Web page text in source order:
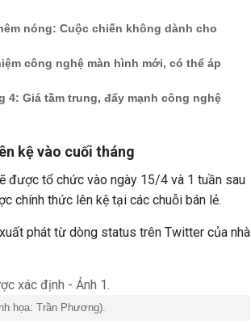
nóng: Cuộc chiến không dành cho
công nghệ màn hình mới, có thể áp
4: Giá tầm trung, đẩy mạnh công nghệ
kệ vào cuối tháng
được tổ chức vào ngày 15/4 và 1 tuần sau
chính thức lên kệ tại các chuỗi bán lẻ.
phát từ dòng status trên Twitter của nhà
họa: Trần Phương).